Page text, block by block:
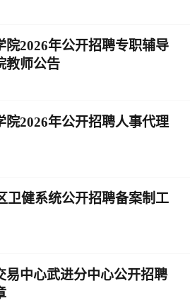
院2026年公开招聘专职辅导
教师公告
院2026年公开招聘人事代理
卫健系统公开招聘备案制工
易中心武进分中心公开招聘